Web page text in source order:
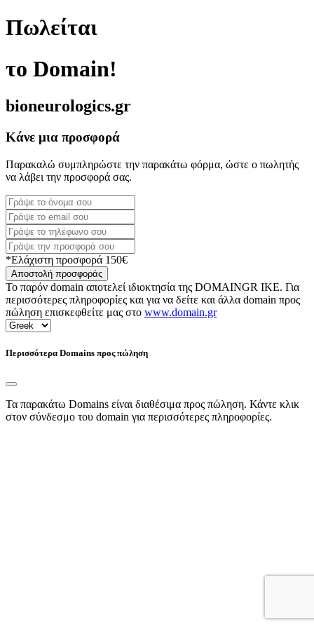
Πωλείται
το Domain!
bioneurologics.gr
Κάνε μια προσφορά
Παρακαλώ συμπληρώστε την παρακάτω φόρμα, ώστε ο πωλητής
να λάβει την προσφορά σας.
*Ελάχιστη προσφορά 150€
Αποστολή προσφοράς
Το παρόν domain αποτελεί ιδιοκτησία της DOMAINGR ΙΚΕ. Για
περισσότερες πληροφορίες και για να δείτε και άλλα domain προς
πώληση επισκεφθείτε μας στο www.domain.gr
Περισσότερα Domains προς πώληση
Τα παρακάτω Domains είναι διαθέσιμα προς πώληση. Κάντε κλικ
στον σύνδεσμο του domain για περισσότερες πληροφορίες.